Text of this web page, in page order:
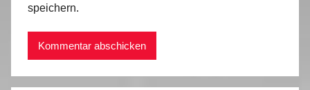
speichern.